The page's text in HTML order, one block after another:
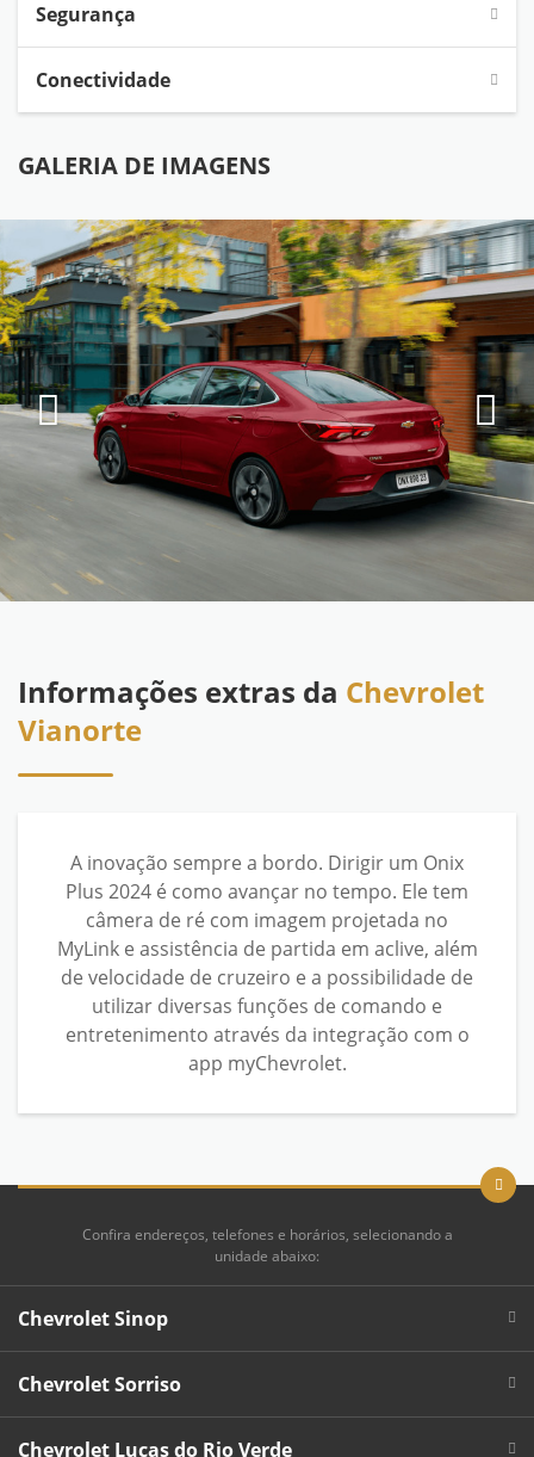
Segurança
Conectividade
GALERIA DE IMAGENS
Informações extras da Chevrolet
Vianorte
A inovação sempre a bordo. Dirigir um Onix
Plus 2024 é como avançar no tempo. Ele tem
câmera de ré com imagem projetada no
MyLink e assistência de partida em aclive, além
de velocidade de cruzeiro e a possibilidade de
utilizar diversas funções de comando e
entretenimento através da integração com o
app myChevrolet.
Confira endereços, telefones e horários, selecionando a
unidade abaixo:
Chevrolet Sinop
Chevrolet Sorriso
Chevrolet Lucas do Rio Verde